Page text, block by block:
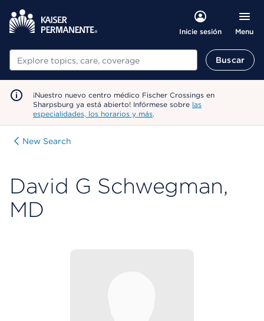
Inicie sesión Menu
Buscar Buscar
¡Nuestro nuevo centro médico Fischer Crossings en
Sharpsburg ya está abierto! Infórmese sobre las
especialidades, los horarios y más.
New Search
David G Schwegman,
MD